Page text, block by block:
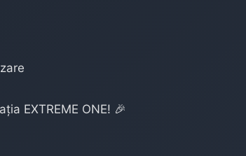
EXTREME ONE! 🎉